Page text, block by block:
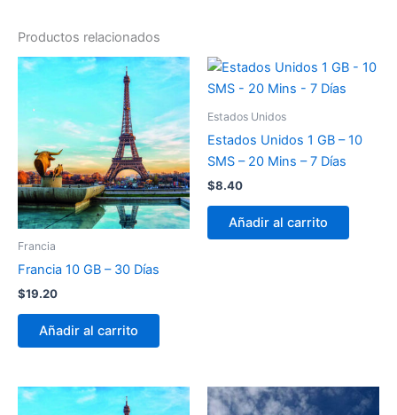
Productos relacionados
Francia
Francia 10 GB – 30 Días
$19.20
Añadir al carrito
Estados Unidos
Estados Unidos 1 GB – 10
SMS – 20 Mins – 7 Días
$8.40
Añadir al carrito